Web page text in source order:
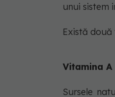
unui sistem
Există
Vitamina
Sursele